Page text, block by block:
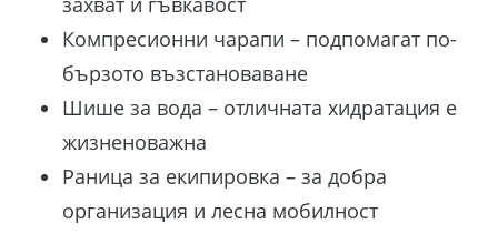
Компресионни чарапи – подпомагат по-
бързото възстановаване
Шише за вода – отличната хидратация е
жизненоважна
Раница за екипировка – за добра
организация и лесна мобилност